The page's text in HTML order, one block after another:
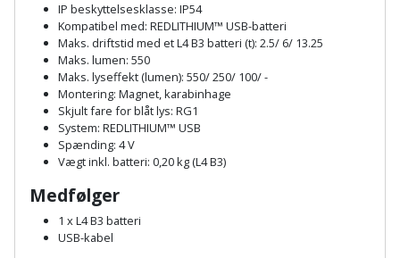
Stålbørste
Stemmejern
Stige
Stillads
Tænger
Tagpapbrænder
Multisliber
Nedbrydningshammer
Overfræser
Overfræsertilbehør
Polermaskine
Rillefræser
Rengøring
Shelter
Sikkerhed
hjemmet
Skadedyrsbekæmpelse
Skraldespandsskjuler
IP beskyttelsesklasse: IP54
Kompatibel med: REDLITHIUM™ USB-batteri
Maks. driftstid med et L4 B3 batteri (t): 2.5/ 6/ 13.25
Maks. lumen: 550
Maks. lyseffekt (lumen): 550/ 250/ 100/ -
Montering: Magnet, karabinhage
Skjult fare for blåt lys: RG1
System: REDLITHIUM™ USB
Spænding: 4 V
Vægt inkl. batteri: 0,20 kg (L4 B3)
Medfølger
1 x L4 B3 batteri
USB-kabel